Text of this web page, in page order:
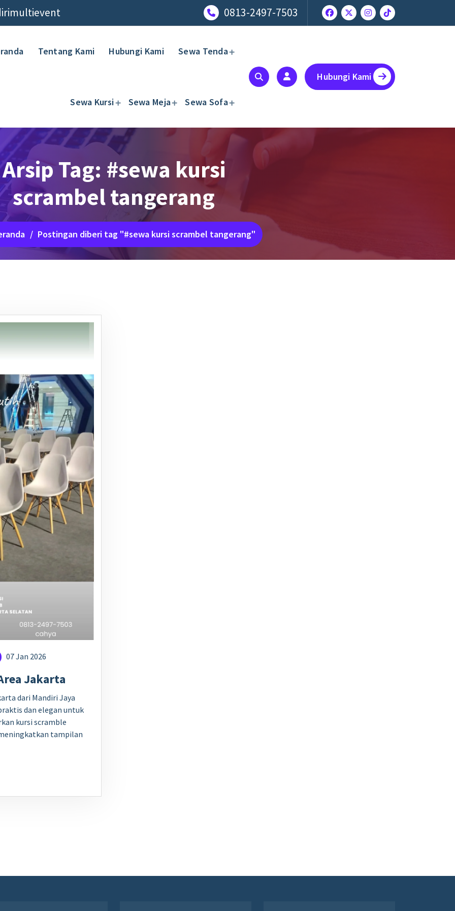
0813-2497-7503
Tentang Kami Hubungi Kami Sewa Tenda
Sewa Kursi Sewa Meja Sewa Sofa
Hubungi Kami
Arsip Tag: #sewa kursi
scrambel tangerang
/ Postingan diberi tag "#sewa kursi scrambel tangerang"
07 Jan 2026
Jakarta
dari Mandiri Jaya
dan elegan untuk
kursi scramble
tampilan